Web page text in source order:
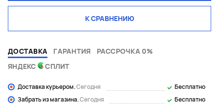
К СРАВНЕНИЮ
ДОСТАВКА ГАРАНТИЯ
РАССРОЧКА 0%
ЯНДЕКС
СПЛИТ
Доставка курьером.Сегодня
Бесплатно
Забрать из магазина.Сегодня
Бесплатно